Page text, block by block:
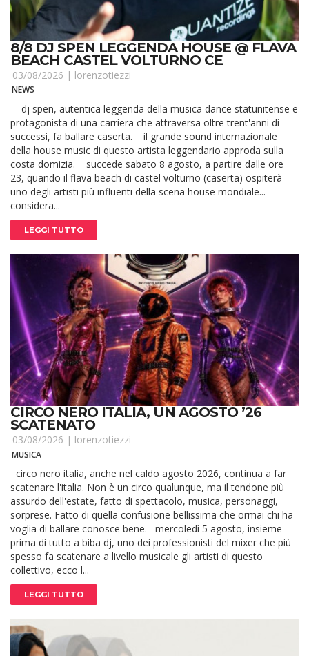
8/8 DJ SPEN LEGGENDA HOUSE @ FLAVA
BEACH CASTEL VOLTURNO CE
03/08/2026 | lorenzotiezzi
NEWS
dj spen, autentica leggenda della musica dance statunitense e
protagonista di una carriera che attraversa oltre trent'anni di
successi, fa ballare caserta. il grande sound internazionale
della house music di questo artista leggendario approda sulla
costa domizia. succede sabato 8 agosto, a partire dalle ore
23, quando il flava beach di castel volturno (caserta) ospiterà
uno degli artisti più influenti della scena house mondiale...
considera...
LEGGI TUTTO
CIRCO NERO ITALIA, UN AGOSTO ’26
SCATENATO
03/08/2026 | lorenzotiezzi
MUSICA
circo nero italia, anche nel caldo agosto 2026, continua a far
scatenare l'italia. Non è un circo qualunque, ma il tendone più
assurdo dell'estate, fatto di spettacolo, musica, personaggi,
sorprese. Fatto di quella confusione bellissima che ormai chi ha
voglia di ballare conosce bene. mercoledì 5 agosto, insieme
prima di tutto a biba dj, uno dei professionisti del mixer che più
spesso fa scatenare a livello musicale gli artisti di questo
collettivo, ecco l...
LEGGI TUTTO